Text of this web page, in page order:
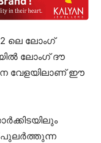
ലെ ലോംഗ്
ലോംഗ് ദൗ
വേളയിലാണ് ഈ
പുലർത്തുന്ന